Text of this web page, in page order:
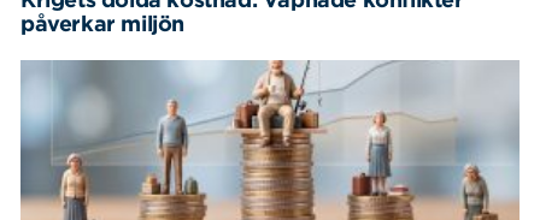
påverkar miljön